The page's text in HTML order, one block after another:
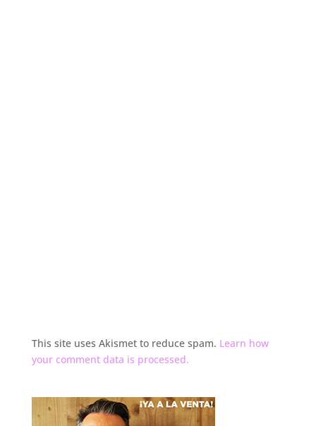
This site uses Akismet to reduce spam. Learn how
your comment data is processed.